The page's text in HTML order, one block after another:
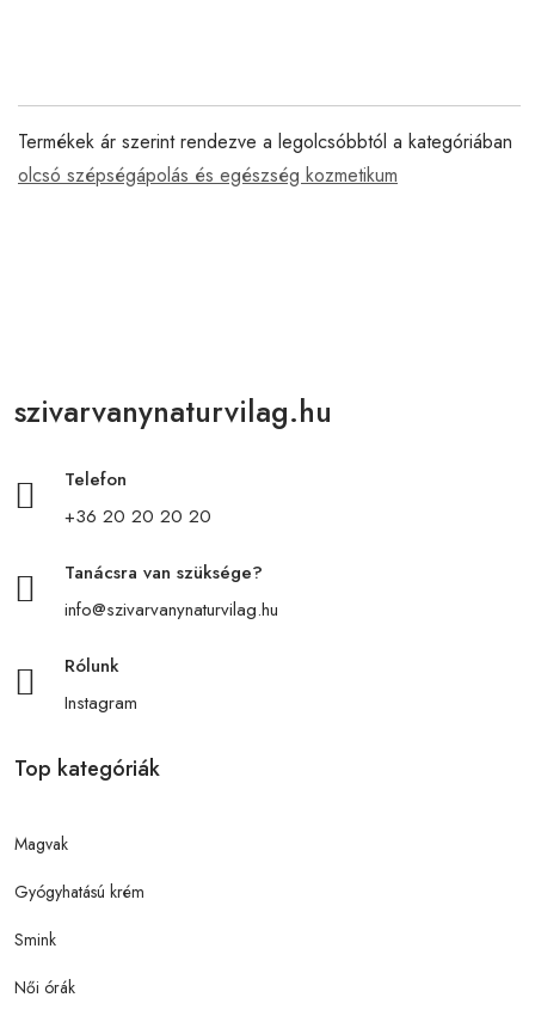
Termékek ár szerint rendezve a legolcsóbbtól a kategóriában
olcsó szépségápolás és egészség kozmetikum
szivarvanynaturvilag.hu
Telefon
+36 20 20 20 20
Tanácsra van szüksége?
info@szivarvanynaturvilag.hu
Rólunk
Instagram
Top kategóriák
Magvak
Gyógyhatású krém
Smink
Női órák